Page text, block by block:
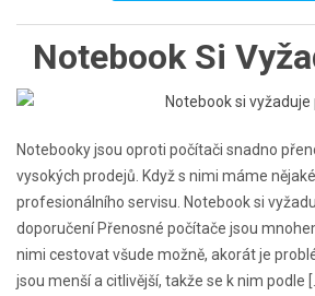
Notebook Si
Notebooky jsou oproti počítači snadno
vysokých prodejů. Když s nimi máme
profesionálního servisu. Notebook si
doporučení Přenosné počítače jsou
nimi cestovat všude možně, akorát je
jsou menší a citlivější, takže se k nim podle